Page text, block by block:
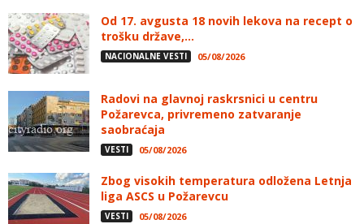
Od 17. avgusta 18 novih lekova na recept o
trošku države,...
NACIONALNE VESTI 05/08/2026
Radovi na glavnoj raskrsnici u centru
Požarevca, privremeno zatvaranje
saobraćaja
VESTI 05/08/2026
Zbog visokih temperatura odložena Letnja
liga ASCS u Požarevcu
VESTI 05/08/2026